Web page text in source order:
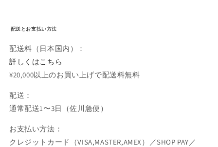
配送とお支払い方法
配送料（日本国内）：
詳しくはこちら
¥20,000以上のお買い上げで配送料無料
配送：
通常配送1〜3日（佐川急便）
お支払い方法：
クレジットカード（VISA,MASTER,AMEX）／SHOP PAY／